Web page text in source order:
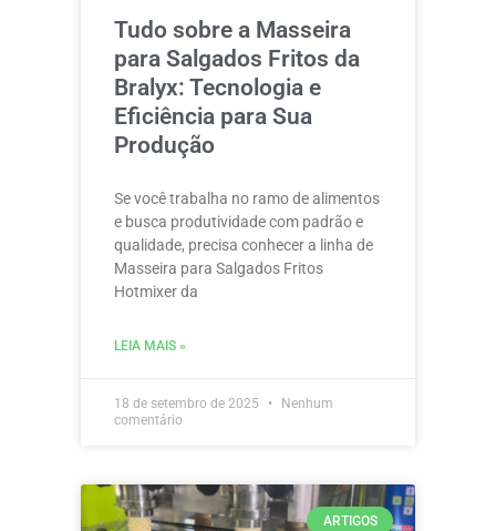
Tudo sobre a Masseira
para Salgados Fritos da
Bralyx: Tecnologia e
Eficiência para Sua
Produção
Se você trabalha no ramo de alimentos
e busca produtividade com padrão e
qualidade, precisa conhecer a linha de
Masseira para Salgados Fritos
Hotmixer da
LEIA MAIS »
18 de setembro de 2025
Nenhum
comentário
ARTIGOS